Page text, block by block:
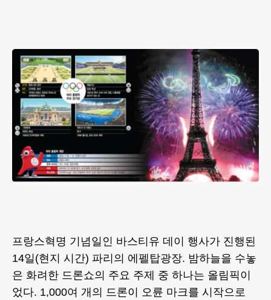
프랑스혁명 기념일인 바스티유 데이 행사가 진행된
14일(현지 시간) 파리의 에펠탑광장. 밤하늘을 수놓
은 화려한 드론쇼의 주요 주제 중 하나는 올림픽이
었다. 1,000여 개의 드론이 오륜 마크를 시작으로